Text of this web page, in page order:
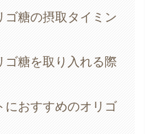
ゴ糖の摂取タイミン
ゴ糖を取り入れる際
におすすめのオリゴ